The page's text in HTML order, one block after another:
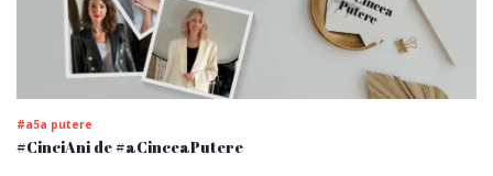
#a5a putere
#CinciAni de #aCinceaPutere